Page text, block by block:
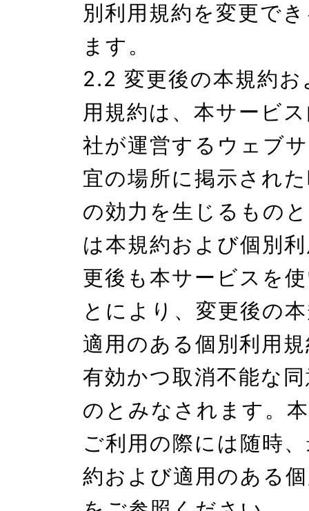
別利用規約を変更で
ます。
2.2 変更後の本規約お
用規約は、本サービ
社が運営するウェブ
宜の場所に掲示され
の効力を生じるもの
は本規約および個別
更後も本サービスを
とにより、変更後の
適用のある個別利用
有効かつ取消不能な
のとみなされます。
ご利用の際には随時
約および適用のある